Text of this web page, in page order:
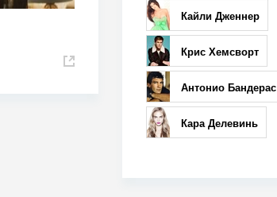
Кайли Дженнер
Крис Хемсворт
Антонио Бандерас
Кара Делевинь